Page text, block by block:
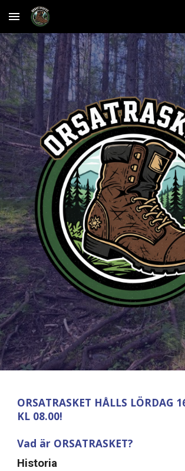
Skip to main content
ORSATRASKET HÅLLS LÖRDAG
KL 08.00!
Vad är ORSATRASKET?
Historia